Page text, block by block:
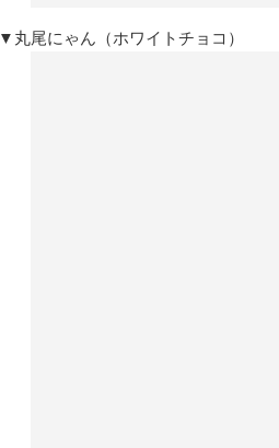
▼丸尾にゃん（ホワイトチョコ）